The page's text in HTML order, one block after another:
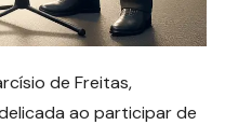
de Freitas,
ao participar de